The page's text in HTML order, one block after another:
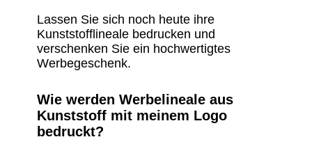
Lassen Sie sich noch heute ihre
Kunststofflineale bedrucken und
verschenken Sie ein hochwertigtes
Werbegeschenk.
Wie werden Werbelineale aus
Kunststoff mit meinem Logo
bedruckt?